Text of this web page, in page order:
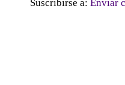
Suscribirse a: Enviar